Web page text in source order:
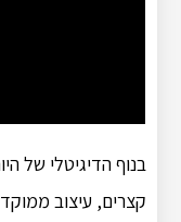
בנוף הדיגיטלי של
קצרים, עיצוב